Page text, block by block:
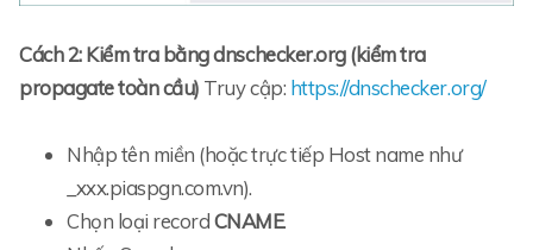
Cách 2: Kiểm tra bằng dnschecker.org (kiểm tra
propagate toàn cầu) Truy cập: https://dnschecker.org/
Nhập tên miền (hoặc trực tiếp Host name như
_xxx.piaspgn.com.vn).
Chọn loại recordCNAME.